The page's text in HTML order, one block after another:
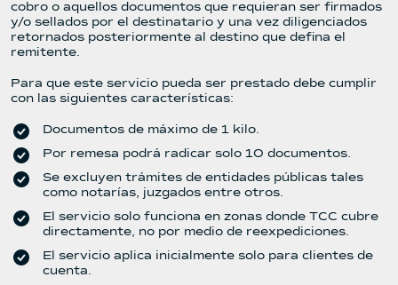
cobro o aquellos documentos que requieran ser firmados
y/o sellados por el destinatario y una vez diligenciados
retornados posteriormente al destino que defina el
remitente.
Para que este servicio pueda ser prestado debe cumplir
con las siguientes características:
Documentos de máximo de 1 kilo.
Por remesa podrá radicar solo 10 documentos.
Se excluyen trámites de entidades públicas tales
como notarías, juzgados entre otros.
El servicio solo funciona en zonas donde TCC cubre
directamente, no por medio de reexpediciones.
El servicio aplica inicialmente solo para clientes de
cuenta.